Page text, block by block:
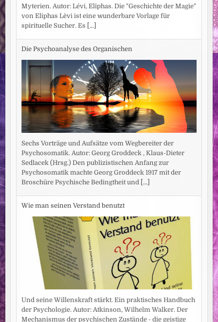
Myterien. Autor: Lévi, Eliphas. Die "Geschichte der Magie"
von Eliphas Lèvi ist eine wunderbare Vorlage für
spirituelle Sucher. Es [...]
Die Psychoanalyse des Organischen
Sechs Vorträge und Aufsätze vom Wegbereiter der
Psychosomatik. Autor: Georg Groddeck , Klaus-Dieter
Sedlacek (Hrsg.) Den publizistischen Anfang zur
Psychosomatik machte Georg Groddeck 1917 mit der
Broschüre Psychische Bedingtheit und [...]
Wie man seinen Verstand benutzt
Und seine Willenskraft stärkt. Ein praktisches Handbuch
der Psychologie. Autor: Atkinson, Wilhelm Walker. Der
Mechanismus der psychischen Zustände - die geistige